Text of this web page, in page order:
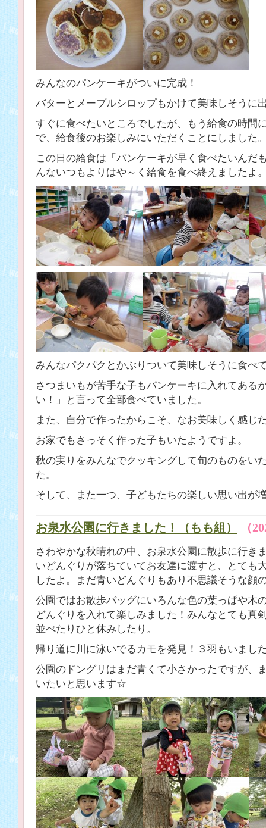
みんなのパンケーキがついに完成！
バターとメープルシロップもかけて美味しそうに
すぐに食べたいところでしたが、もう給食の時間
で、給食後のお楽しみにいただくことにしました
この日の給食は「パンケーキが早く食べたいんだ
んないつもよりはや～く給食を食べ終えましたよ
みんなパクパクとかぶりついて美味しそうに食べ
さつまいもが苦手な子もパンケーキに入れてある
い！」と言って全部食べていました。
また、自分で作ったからこそ、なお美味しく感じ
お家でもさっそく作った子もいたようですよ。
秋の実りをみんなでクッキングして旬のものをい
た。
そして、また一つ、子どもたちの楽しい思い出が
お泉水公園に行きました！（もも組） （
さわやかな秋晴れの中、お泉水公園に散歩に行き
いどんぐりが落ちていてお友達に渡すと、とても
したよ。まだ青いどんぐりもあり不思議そうな顔
公園ではお散歩バッグにいろんな色の葉っぱや木
どんぐりを入れて楽しみました！みんなとても真
並べたりひと休みしたり。
帰り道に川に泳いでるカモを発見！３羽もいまし
公園のドングリはまだ青くて小さかったですが、
いたいと思います☆